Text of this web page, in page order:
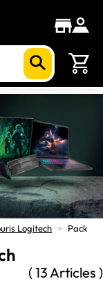
Logitech >
Pack
( 13 Articles )